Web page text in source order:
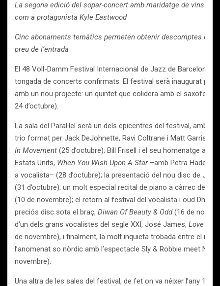
La segona edició del sopar-concert amb maridatge de vins a
com a protagonista Kyle Eastwood
Cinc abonaments temàtics permeten obtenir descomptes de
preu de l’entrada
El 48 Voll-Damm Festival Internacional de Jazz de Barcelona
tongada de concerts confirmats. El festival serà inaugurat pel
amb un nou projecte: un quintet que colidera amb el
24 d’octubre).
La sala del Paral·lel serà un dels epicentres del festival, amb
trio format per Jack DeJohnette, Ravi Coltrane i Matt
In Movement (25 d’octubre); Bill Frisell i el seu homenatge a
Estats Units, When You Wish Upon A Star–amb Petra Haden,
a vocalista– (28 d’octubre); la presentació del nou disc de
(31 d’octubre); un molt especial recital de piano a càrrec del
(10 de novembre); el retorn al festival del vocalista i oud
preciós disc sota el braç, Diwan Of Beauty & Odd(16 de
d’un dels grans vocalistes del segle XXI, José James, Love In
de novembre), i finalment, la molt inquieta trobada entre el
l’anomenat so nòrdic amb l’espectacle Sly & Robbie meet Nils
novembre).
Una altra de les sales del festival, de fet on va néixer l’any